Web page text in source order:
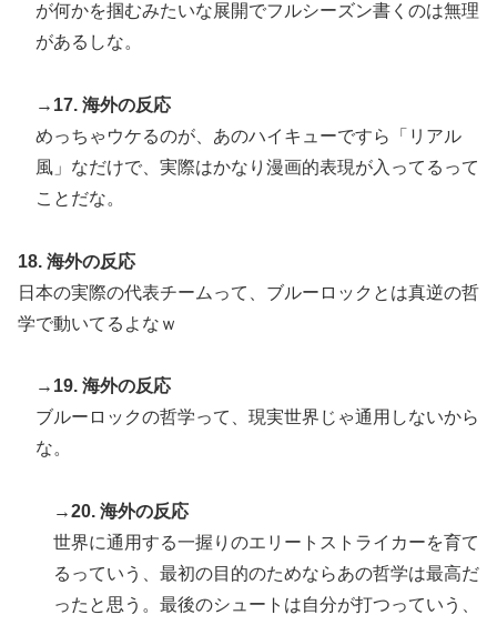
が何かを掴むみたいな展開でフルシーズン書くのは無理
があるしな。
→17. 海外の反応
めっちゃウケるのが、あのハイキューですら「リアル
風」なだけで、実際はかなり漫画的表現が入ってるって
ことだな。
18. 海外の反応
日本の実際の代表チームって、ブルーロックとは真逆の哲
学で動いてるよなｗ
→19. 海外の反応
ブルーロックの哲学って、現実世界じゃ通用しないから
な。
→20. 海外の反応
世界に通用する一握りのエリートストライカーを育て
るっていう、最初の目的のためならあの哲学は最高だ
ったと思う。最後のシュートは自分が打つっていう、